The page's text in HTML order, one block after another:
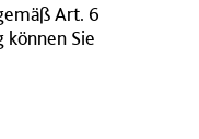
Art. 6
können Sie